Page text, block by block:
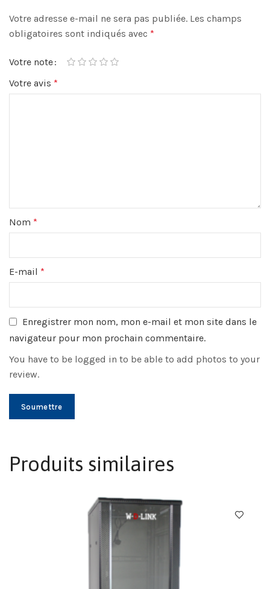
Votre adresse e-mail ne sera pas publiée. Les champs
obligatoires sont indiqués avec *
Votre note
Votre avis *
Nom *
E-mail *
Enregistrer mon nom, mon e-mail et mon site dans le
navigateur pour mon prochain commentaire.
You have to be logged in to be able to add photos to your
review.
Produits similaires